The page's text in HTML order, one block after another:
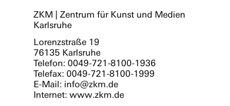
ZKM | Zentrum für Kunst und Medien
Karlsruhe
Lorenzstraße 19
76135 Karlsruhe
Telefon: 0049-721-8100-1936
Telefax: 0049-721-8100-1999
E-Mail: info@zkm.de
Internet: www.zkm.de